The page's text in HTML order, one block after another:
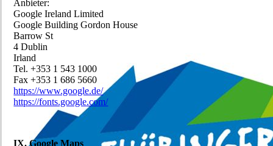
Anbieter:
Google Ireland Limited
Google Building Gordon House
Barrow St
4 Dublin
Irland
Tel. +353 1 543 1000
Fax +353 1 686 5660
https://www.google.de/
https://fonts.google.com/
IX. Google Maps